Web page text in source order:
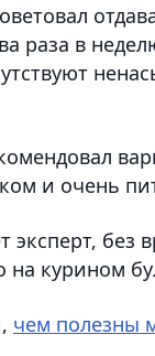
раза в
и очень
эксперт, без
курином
чем полезны